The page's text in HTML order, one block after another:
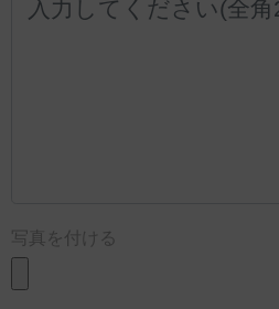
写真を付ける